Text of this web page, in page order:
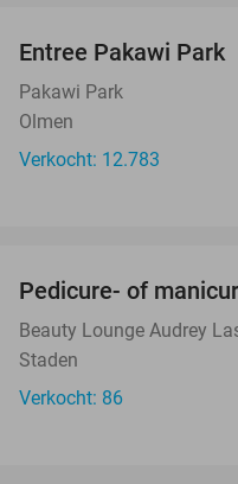
Entree Pakawi Park
Pakawi Park
Olmen
Verkocht: 12.783
Pedicure- of
Beauty Lounge Audrey
Staden
Verkocht: 86